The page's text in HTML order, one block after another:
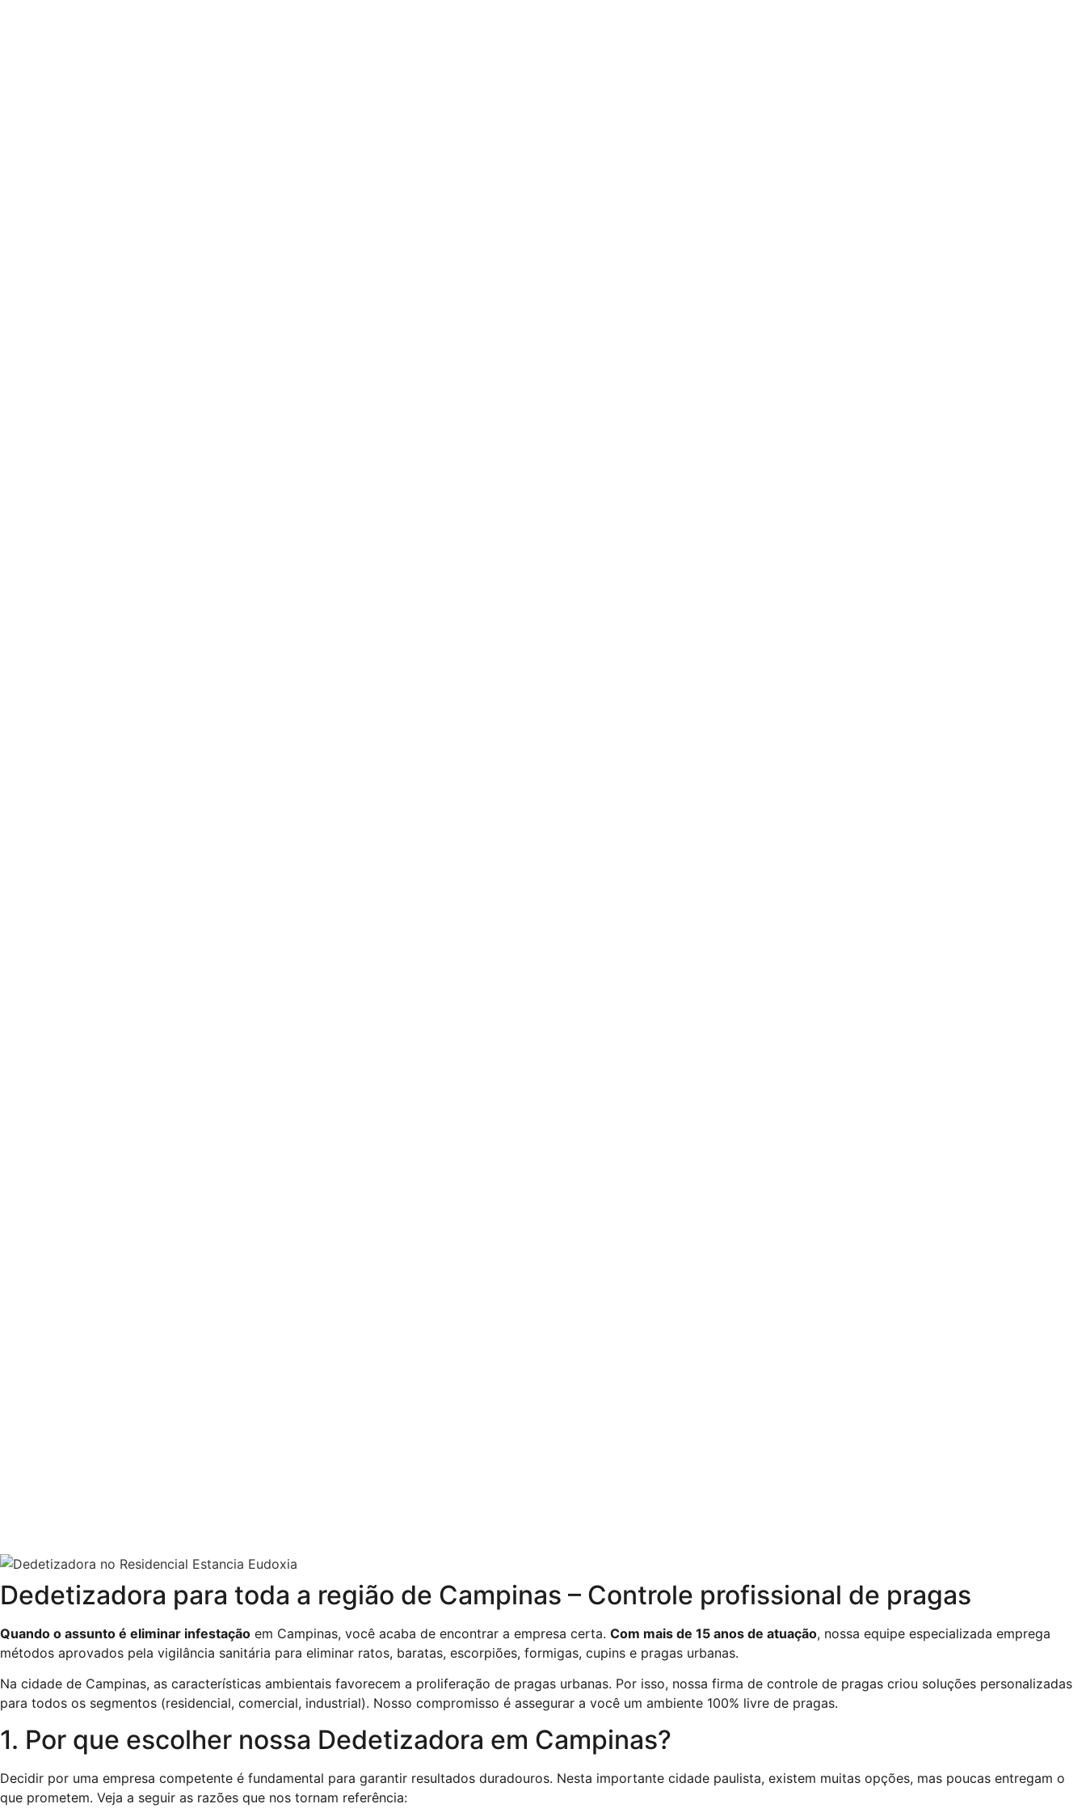
Dedetizadora para toda a região de Campinas – Controle profissional de pragas
Quando o assunto é eliminar infestação em Campinas, você acaba de encontrar a empresa certa. Com mais de 15 anos de atuação, nossa equipe especializada emprega
métodos aprovados pela vigilância sanitária para eliminar ratos, baratas, escorpiões, formigas, cupins e pragas urbanas.
Na cidade de Campinas, as características ambientais favorecem a proliferação de pragas urbanas. Por isso, nossa firma de controle de pragas criou soluções personalizadas
para todos os segmentos (residencial, comercial, industrial). Nosso compromisso é assegurar a você um ambiente 100% livre de pragas.
1. Por que escolher nossa Dedetizadora em Campinas?
Decidir por uma empresa competente é fundamental para garantir resultados duradouros. Nesta importante cidade paulista, existem muitas opções, mas poucas entregam o
que prometem. Veja a seguir as razões que nos tornam referência: